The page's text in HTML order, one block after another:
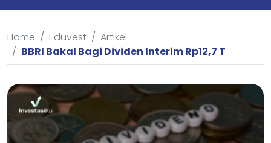
Home Eduvest
Artikel
BBRI Bakal Bagi Dividen Interim Rp12,7 T